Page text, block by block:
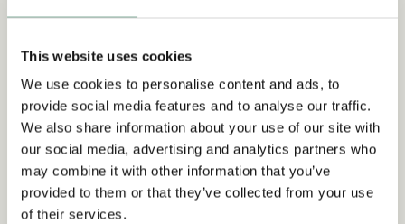
This website uses cookies
We use cookies to personalise content and ads, to
provide social media features and to analyse our traffic.
We also share information about your use of our site with
our social media, advertising and analytics partners who
may combine it with other information that you’ve
provided to them or that they’ve collected from your use
of their services.
HARTE ARBEIT